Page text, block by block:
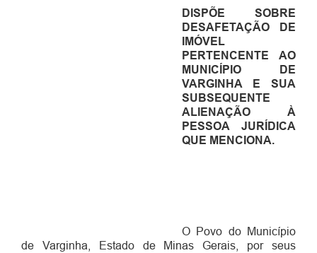
DISPÕE SOBRE
DESAFETAÇÃO DE
IMÓVEL
PERTENCENTE AO
MUNICÍPIO DE
VARGINHA E SUA
SUBSEQUENTE
ALIENAÇÃO À
PESSOA JURÍDICA
QUE MENCIONA.
O Povo do Município
de Varginha, Estado de Minas Gerais, por seus